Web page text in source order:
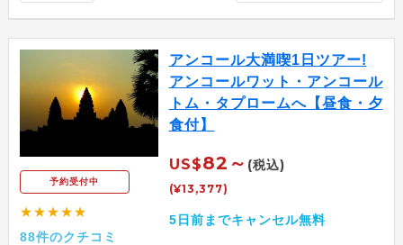
予約受付中
★★★★★
88件のクチコミ
アンコール大満喫1日ツアー!
アンコールワット・アンコール
トム・タプロームへ【昼食・夕
食付】
US$82～ (税込)
(¥13,377)
5日前までキャンセル無料